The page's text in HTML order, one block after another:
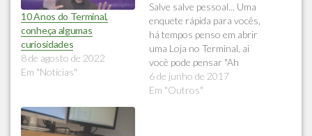
10 Anos do Terminal,
conheça algumas
curiosidades
8 de agosto de 2022
Em "Notícias"
Salve salve pessoal... Uma
enquete rápida para vocês,
há tempos penso em abrir
uma Loja no Terminal, ai
você pode pensar "Ah
Daniel, mas você faz tanto
conteúdo gratuito, vai
6 de junho de 2017
Em "Outros"